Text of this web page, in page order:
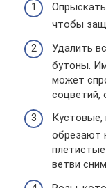
чтобы
Удалить
бутоны.
может
соцветий,
обрезают
ветви